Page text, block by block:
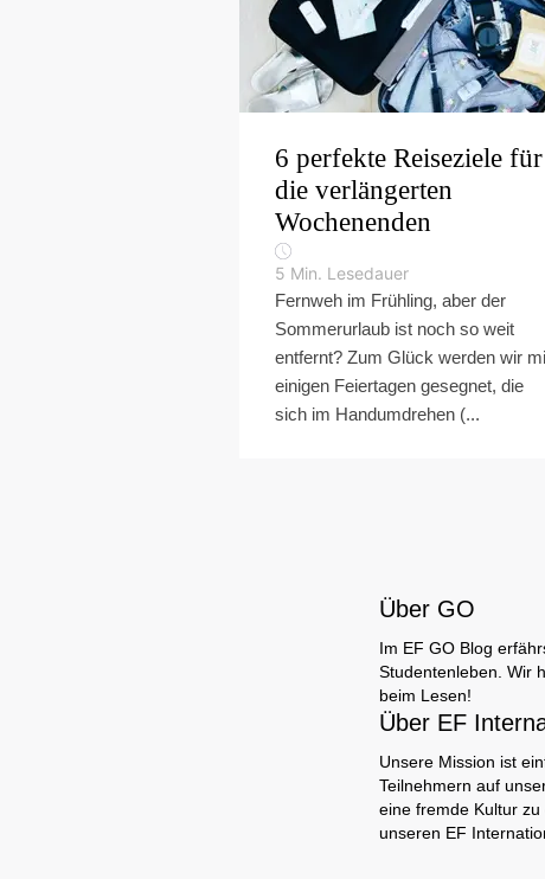
6 perfekte Reiseziele für
die verlängerten
Wochenenden
5 Min. Lesedauer
Fernweh im Frühling, aber der
Sommerurlaub ist noch so weit
entfernt? Zum Glück werden wir
einigen Feiertagen gesegnet, die
sich im Handumdrehen (...
Über GO
Im EF GO Blog
Studentenleben. Wir
beim Lesen!
Über EF
Unsere Mission ist
Teilnehmern auf
eine fremde Kultur
unseren EF